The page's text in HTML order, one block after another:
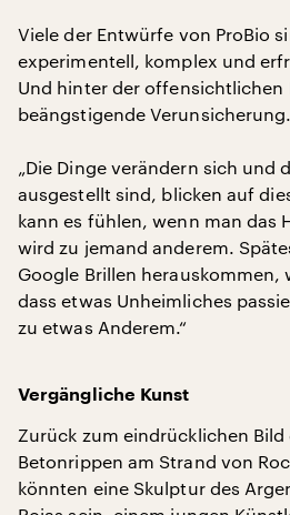
Viele der Entwürfe von ProBio
experimentell, komplex und
Und hinter der
beängstigende Verunsicherung.
„Die Dinge verändern sich und
ausgestellt sind, blicken auf
kann es fühlen, wenn man das
wird zu jemand anderem.
Google Brillen herauskommen,
dass etwas Unheimliches
zu etwas Anderem.“
Vergängliche Kunst
Zurück zum eindrücklichen Bild
Betonrippen am Strand von
könnten eine Skulptur des